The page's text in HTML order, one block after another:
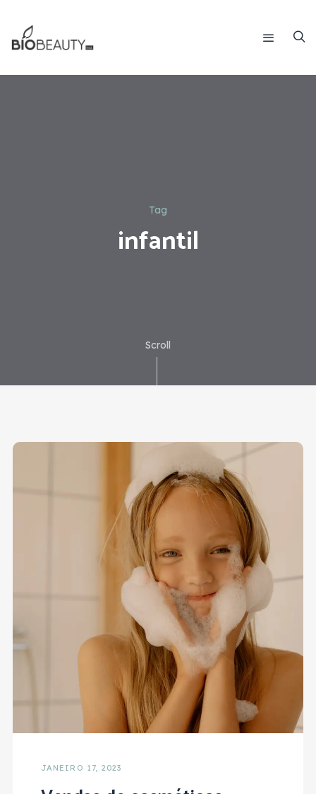
Tag
infantil
Scroll
JANEIRO 17, 2023